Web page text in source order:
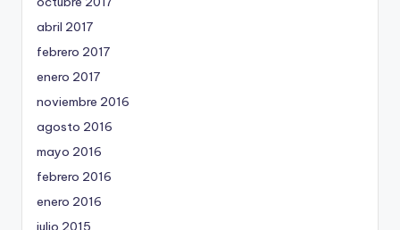
abril 2017
febrero 2017
enero 2017
noviembre 2016
agosto 2016
mayo 2016
febrero 2016
enero 2016
julio 2015